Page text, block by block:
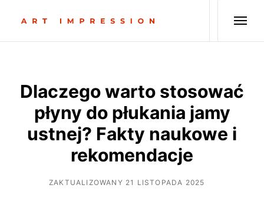
Dlaczego warto stosować
płyny do płukania jamy
ustnej? Fakty naukowe i
rekomendacje
ZAKTUALIZOWANY 21 LISTOPADA 2025